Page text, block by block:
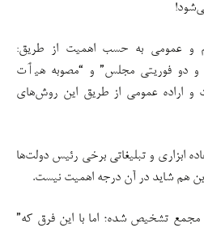
و عمومی به حسب اهمیت از طریق:
و دو فوریتی مجلس” و “مصوبه هیٲت
اراده عمومی از طریق این روش‌های
ابزاری و تبلیغاتی برخی رئیس دولت‌ها
هم شاید در آن درجه اهمیت نیست.
تشخیص شده؛ اما با این فرق که”